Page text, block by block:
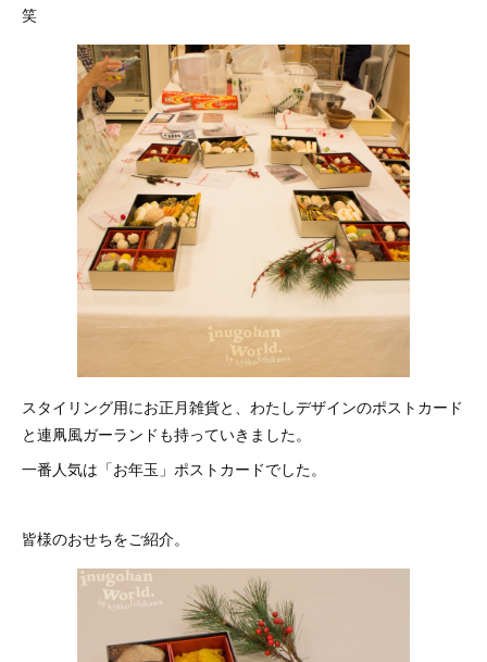
笑
スタイリング用にお正月雑貨と、わたしデザインのポストカード
と連凧風ガーランドも持っていきました。
一番人気は「お年玉」ポストカードでした。
皆様のおせちをご紹介。